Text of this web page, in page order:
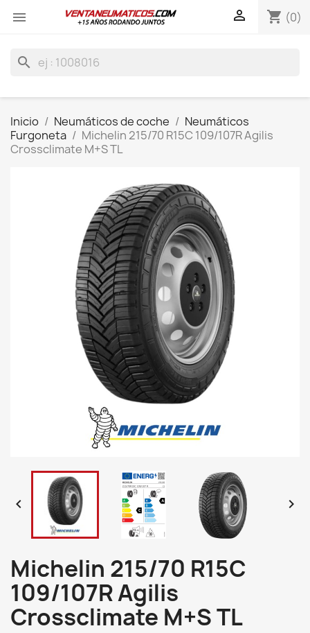
 shopping_cart (0)

search
Inicio Neumáticos de coche
Neumáticos
Furgoneta
Michelin 215/70 R15C 109/107R Agilis
Crossclimate M+S TL
 
Michelin 215/70 R15C
109/107R Agilis
Crossclimate M+S TL